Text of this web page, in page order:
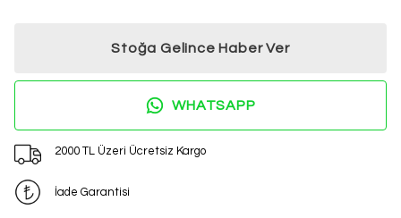
Stoğa Gelince Haber Ver
WHATSAPP
2000 TL Üzeri Ücretsiz Kargo
İade Garantisi